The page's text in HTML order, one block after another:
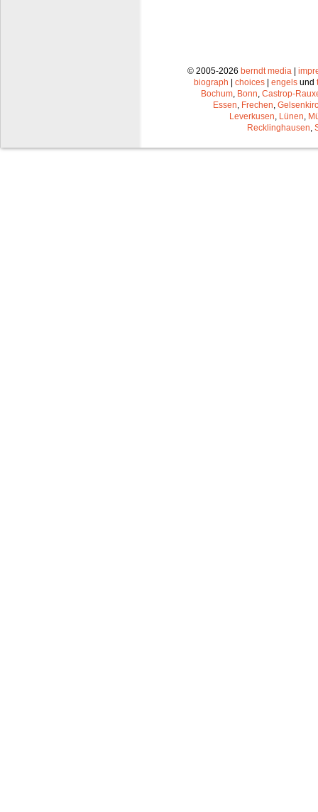
© 2005-2026 berndt media |
biograph | choices | engels und
Bochum Bonn Castrop-
Essen Frechen
Leverkusen Lünen
Recklinghausen